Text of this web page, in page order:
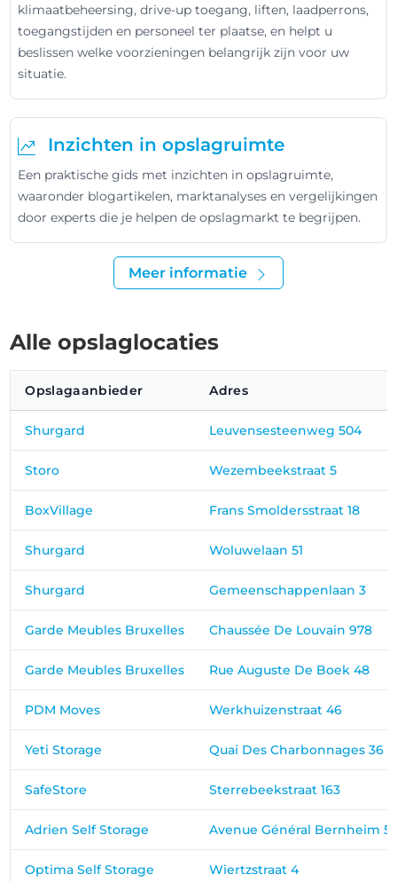
klimaatbeheersing, drive-up toegang, liften, laadperrons,
toegangstijden en personeel ter plaatse, en helpt u
beslissen welke voorzieningen belangrijk zijn voor uw
situatie.
Inzichten in opslagruimte
Een praktische gids met inzichten in opslagruimte,
waaronder blogartikelen, marktanalyses en vergelijkingen
door experts die je helpen de opslagmarkt te begrijpen.
Meer informatie
Alle opslaglocaties
Opslagaanbieder Adres
Shurgard Leuvensesteenweg 504
Storo Wezembeekstraat 5
BoxVillage Frans Smoldersstraat 18
Shurgard Woluwelaan 51
Shurgard Gemeenschappenlaan 3
Garde Meubles Bruxelles Chaussée De Louvain 978
Garde Meubles Bruxelles Rue Auguste De Boek 48
PDM Moves Werkhuizenstraat 46
Yeti Storage Quai Des Charbonnages 36
SafeStore Sterrebeekstraat 163
Adrien Self Storage Avenue Général Bernheim 5
Optima Self Storage Wiertzstraat 4